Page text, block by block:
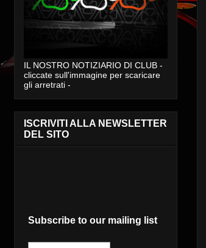
IL NOSTRO NOTIZIARIO DI CLUB -
cliccate sull'immagine per scaricare
gli arretrati -
ISCRIVITI ALLA NEWSLETTER
DEL SITO
Subscribe to our mailing list